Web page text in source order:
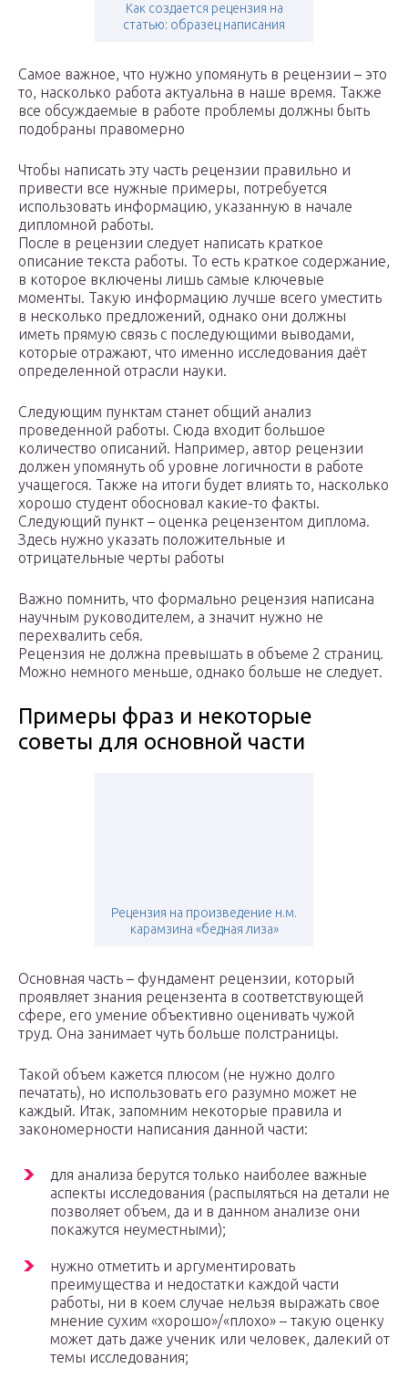
Как создается рецензия на
статью: образец написания
Самое важное, что нужно упомянуть в рецензии – это
то, насколько работа актуальна в наше время. Также
все обсуждаемые в работе проблемы должны быть
подобраны правомерно
Чтобы написать эту часть рецензии правильно и
привести все нужные примеры, потребуется
использовать информацию, указанную в начале
дипломной работы.
После в рецензии следует написать краткое
описание текста работы. То есть краткое содержание,
в которое включены лишь самые ключевые
моменты. Такую информацию лучше всего уместить
в несколько предложений, однако они должны
иметь прямую связь с последующими выводами,
которые отражают, что именно исследования даёт
определенной отрасли науки.
Следующим пунктам станет общий анализ
проведенной работы. Сюда входит большое
количество описаний. Например, автор рецензии
должен упомянуть об уровне логичности в работе
учащегося. Также на итоги будет влиять то, насколько
хорошо студент обосновал какие-то факты.
Следующий пункт – оценка рецензентом диплома.
Здесь нужно указать положительные и
отрицательные черты работы
Важно помнить, что формально рецензия написана
научным руководителем, а значит нужно не
перехвалить себя.
Рецензия не должна превышать в объеме 2 страниц.
Можно немного меньше, однако больше не следует.
Примеры фраз и некоторые
советы для основной части
Рецензия на произведение н.м.
карамзина «бедная лиза»
Основная часть – фундамент рецензии, который
проявляет знания рецензента в соответствующей
сфере, его умение объективно оценивать чужой
труд. Она занимает чуть больше полстраницы.
Такой объем кажется плюсом (не нужно долго
печатать), но использовать его разумно может не
каждый. Итак, запомним некоторые правила и
закономерности написания данной части:
для анализа берутся только наиболее важные
аспекты исследования (распыляться на детали не
позволяет объем, да и в данном анализе они
покажутся неуместными);
нужно отметить и аргументировать
преимущества и недостатки каждой части
работы, ни в коем случае нельзя выражать свое
мнение сухим «хорошо»/«плохо» – такую оценку
может дать даже ученик или человек, далекий от
темы исследования;